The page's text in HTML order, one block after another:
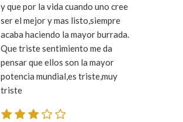
y que por la vida cuando uno cree
ser el mejor y mas listo,siempre
acaba haciendo la mayor burrada.
Que triste sentimiento me da
pensar que ellos son la mayor
potencia mundial,es triste,muy
triste